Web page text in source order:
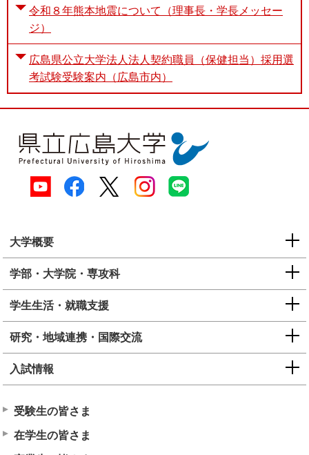
令和８年熊本地震について（理事長・学長メッセー
ジ）
広島県公立大学法人法人契約職員（保健担当）採用選
考試験受験案内（広島市内）
大学概要
学部・大学院・専攻科
学生生活・就職支援
研究・地域連携・国際交流
入試情報
受験生の皆さま
在学生の皆さま